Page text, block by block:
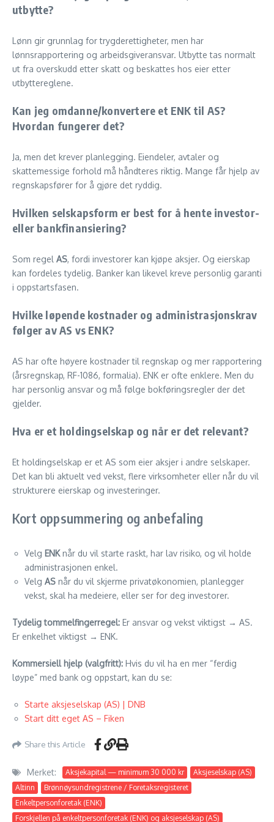
utbytte?
Lønn gir grunnlag for trygderettigheter, men har
lønnsrapportering og arbeidsgiveransvar. Utbytte tas normalt
ut fra overskudd etter skatt og beskattes hos eier etter
utbyttereglene.
Kan jeg omdanne/konvertere et ENK til AS?
Hvordan fungerer det?
Ja, men det krever planlegging. Eiendeler, avtaler og
skattemessige forhold må håndteres riktig. Mange får hjelp av
regnskapsfører for å gjøre det ryddig.
Hvilken selskapsform er best for å hente investor-
eller bankfinansiering?
Som regel AS, fordi investorer kan kjøpe aksjer. Og eierskap
kan fordeles tydelig. Banker kan likevel kreve personlig garanti
i oppstartsfasen.
Hvilke løpende kostnader og administrasjonskrav
følger av AS vs ENK?
AS har ofte høyere kostnader til regnskap og mer rapportering
(årsregnskap, RF-1086, formalia). ENK er ofte enklere. Men du
har personlig ansvar og må følge bokføringsregler der det
gjelder.
Hva er et holdingselskap og når er det relevant?
Et holdingselskap er et AS som eier aksjer i andre selskaper.
Det kan bli aktuelt ved vekst, flere virksomheter eller når du vil
strukturere eierskap og investeringer.
Kort oppsummering og anbefaling
Velg ENKnår du vil starte raskt, har lav risiko, og vil holde
administrasjonen enkel.
Velg AS når du vil skjerme privatøkonomien, planlegger
vekst, skal ha medeiere, eller ser for deg investorer.
Tydelig tommelfingerregel: Er ansvar og vekst viktigst → AS.
Er enkelhet viktigst → ENK.
Kommersiell hjelp (valgfritt): Hvis du vil ha en mer “ferdig
løype” med bank og oppstart, kan du se:
Starte aksjeselskap (AS) | DNB
Start ditt eget AS – Fiken
Share this Article
Merket: Aksjekapital — minimum 30 000 kr
Aksjeselskap (AS)
Altinn
Brønnøysundregistrene / Foretaksregisteret
Enkeltpersonforetak (ENK)
Forskjellen på enkeltpersonforetak (ENK) og aksjeselskap (AS)